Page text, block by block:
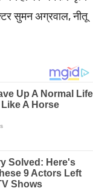
सुमन अग्रवाल, नीतू